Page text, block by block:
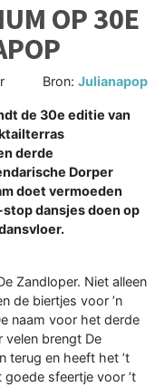
OP 30E
Bron: Julianapop
de 30e editie van
derde
Dorper
doet vermoeden
dansjes doen op
Zandloper. Niet alleen
de biertjes voor ’n
naam voor het derde
brengt De
terug en heeft het ’t
sfeertje voor ’t